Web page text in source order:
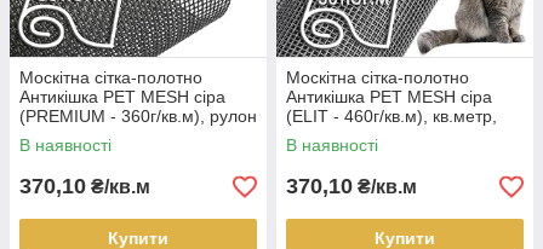
Москітна сітка-полотно
Антикішка PET MESH сіра
(PREMIUM - 360г/кв.м), рулон
30 пог.м
В наявності
370,10 ₴/кв.м
Купити
Москітна сітка-полотно
Антикішка PET MESH сіра
(ELIT - 460г/кв.м), кв.метр,
рулон 30 пог.м
В наявності
370,10 ₴/кв.м
Купити